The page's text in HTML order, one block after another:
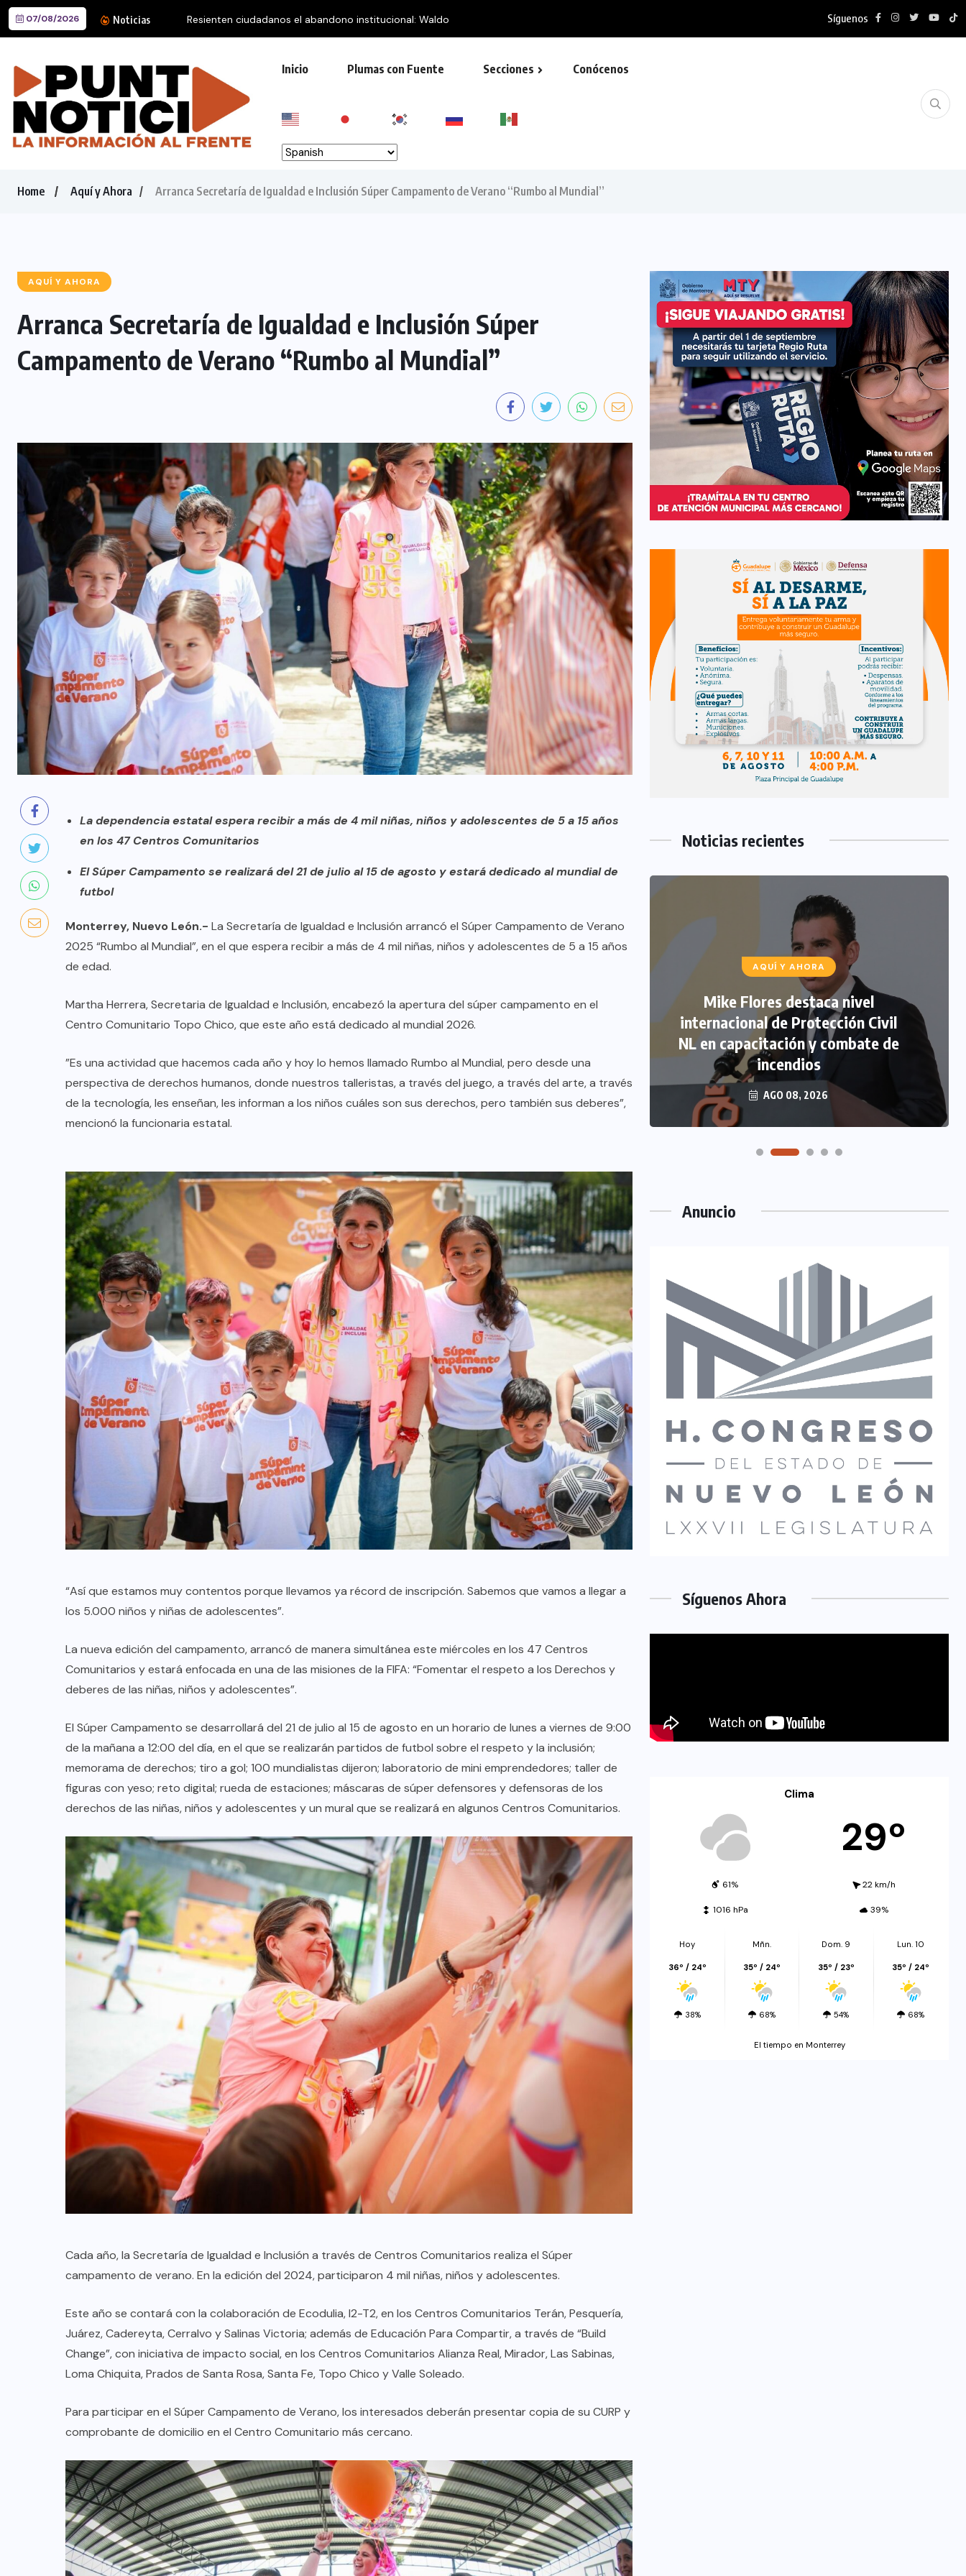
07/08/2026 Noticias Mike Flores destaca nivel internacional de Protección Civil... Síguenos
Inicio Plumas con Fuente Secciones Conócenos
Home Aquí y Ahora Arranca Secretaría de Igualdad e Inclusión Súper Campamento de Verano “Rumbo al Mundial”
AQUÍ Y AHORA
Arranca Secretaría de Igualdad e Inclusión Súper
Campamento de Verano “Rumbo al Mundial”
La dependencia estatal espera recibir a más de 4 mil niñas, niños y adolescentes de 5 a 15 años
en los 47 Centros Comunitarios
El Súper Campamento se realizará del 21 de julio al 15 de agosto y estará dedicado al mundial de
futbol
Monterrey, Nuevo León.- La Secretaría de Igualdad e Inclusión arrancó el Súper Campamento de Verano
2025 “Rumbo al Mundial”, en el que espera recibir a más de 4 mil niñas, niños y adolescentes de 5 a 15 años
de edad.
Martha Herrera, Secretaria de Igualdad e Inclusión, encabezó la apertura del súper campamento en el
Centro Comunitario Topo Chico, que este año está dedicado al mundial 2026.
”Es una actividad que hacemos cada año y hoy lo hemos llamado Rumbo al Mundial, pero desde una
perspectiva de derechos humanos, donde nuestros talleristas, a través del juego, a través del arte, a través
de la tecnología, les enseñan, les informan a los niños cuáles son sus derechos, pero también sus deberes”,
mencionó la funcionaria estatal.
“Así que estamos muy contentos porque llevamos ya récord de inscripción. Sabemos que vamos a llegar a
los 5.000 niños y niñas de adolescentes”.
La nueva edición del campamento, arrancó de manera simultánea este miércoles en los 47 Centros
Comunitarios y estará enfocada en una de las misiones de la FIFA: “Fomentar el respeto a los Derechos y
deberes de las niñas, niños y adolescentes”.
El Súper Campamento se desarrollará del 21 de julio al 15 de agosto en un horario de lunes a viernes de 9:00
de la mañana a 12:00 del día, en el que se realizarán partidos de futbol sobre el respeto y la inclusión;
memorama de derechos; tiro a gol; 100 mundialistas dijeron; laboratorio de mini emprendedores; taller de
figuras con yeso; reto digital; rueda de estaciones; máscaras de súper defensores y defensoras de los
derechos de las niñas, niños y adolescentes y un mural que se realizará en algunos Centros Comunitarios.
Cada año, la Secretaría de Igualdad e Inclusión a través de Centros Comunitarios realiza el Súper
campamento de verano. En la edición del 2024, participaron 4 mil niñas, niños y adolescentes.
Este año se contará con la colaboración de Ecodulia, I2-T2, en los Centros Comunitarios Terán, Pesquería,
Juárez, Cadereyta, Cerralvo y Salinas Victoria; además de Educación Para Compartir, a través de “Build
Change”, con iniciativa de impacto social, en los Centros Comunitarios Alianza Real, Mirador, Las Sabinas,
Loma Chiquita, Prados de Santa Rosa, Santa Fe, Topo Chico y Valle Soleado.
Para participar en el Súper Campamento de Verano, los interesados deberán presentar copia de su CURP y
comprobante de domicilio en el Centro Comunitario más cercano.
Noticias recientes
AQUÍ Y AHORA
nuevas escuelas y rehabilitación
de más de 334 planteles
vacacional
AQUÍ Y AHORA
institucional: Waldo
AQUÍ Y AHORA
Mike Flores destaca nivel
internacional de Protección Civil
NL en capacitación y combate de
incendios
AGO 08, 2026
Anuncio
Síguenos Ahora
Clima
29º
61% 22 km/h
1016 hPa 39%
Hoy
36º / 24º
38%
Mñn.
35º / 24º
68%
Dom. 9
35º / 23º
54%
Lun. 10
35º / 24º
68%
El tiempo en Monterrey